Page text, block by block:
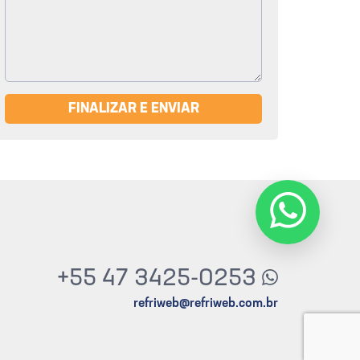
FINALIZAR E ENVIAR
+55 47 3425-0253
refriweb@refriweb.com.br